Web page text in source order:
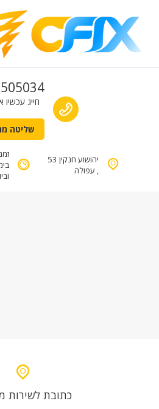
us
חייג עכשיו
שליטה
יהושוע חנקין 53
, עפולה
כתובת לשירות